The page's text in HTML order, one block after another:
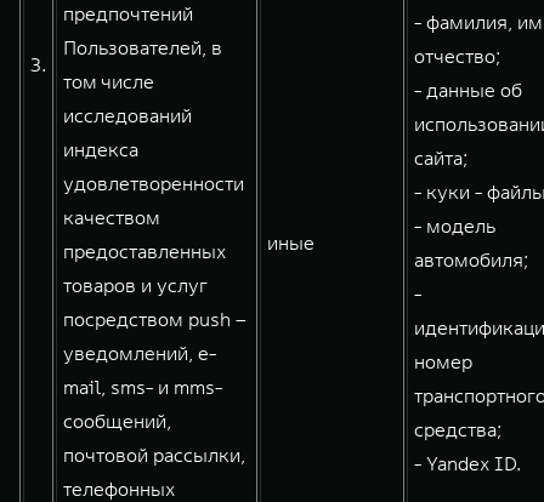
3.
предпочтений
Пользователей, в
том числе
исследований
индекса
удовлетворенности
качеством
предоставленных
товаров и услуг
посредством push –
уведомлений, e-
mail, sms- и mms-
сообщений,
почтовой рассылки,
телефонных
иные
- фамилия,
отчество;
- данные об
сайта;
- куки -
- модель
автомобиля;
-
номер
средства;
- Yandex ID.